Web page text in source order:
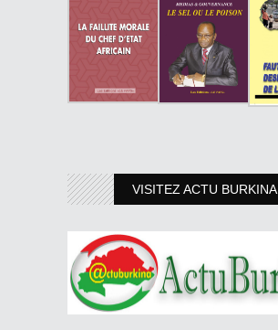
VISITEZ ACTU BURKINA